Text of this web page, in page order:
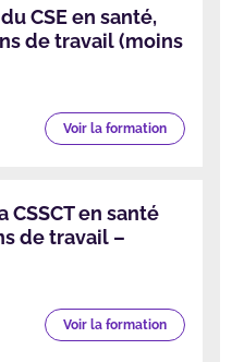
CSE en santé,
de travail (moins
Voir la formation
CSSCT en santé
de travail –
Voir la formation